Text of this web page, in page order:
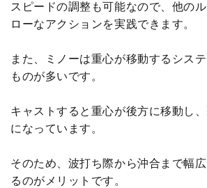
スピードの調整も可能なので、他の
ローなアクションを実践できます。
また、ミノーは重心が移動するシス
ものが多いです。
キャストすると重心が後方に移動し
になっています。
そのため、波打ち際から沖合まで幅
るのがメリットです。